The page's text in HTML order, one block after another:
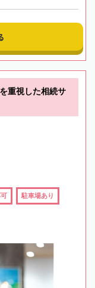
重視した相続サ
駐車場あり